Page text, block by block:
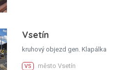
Vsetín
kruhový objezd gen. Klapálka
VS město Vsetín